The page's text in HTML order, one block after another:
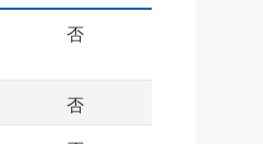
否
否